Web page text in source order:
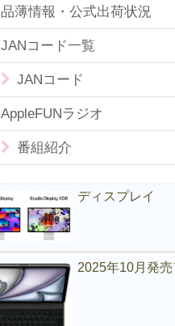
品薄情報・公式出荷状況
JANコード一覧
JANコード
AppleFUNラジオ
番組紹介
ディスプレイ
2025年10月発売